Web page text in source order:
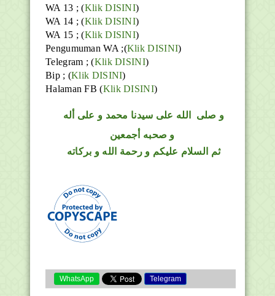
WA 13 ; (Klik DISINI)
WA 14 ; (Klik DISINI)
WA 15 ; (Klik DISINI)
Pengumuman WA ;(Klik DISINI)
Telegram ;(Klik DISINI)
Bip ; (Klik DISINI)
Halaman FB(Klik DISINI)
و صلى الله على سيدنا محمد و على أله
و صحبه أجمعين
ثم السلام عليكم و رحمة الله و بركاته
WhatsApp Telegram